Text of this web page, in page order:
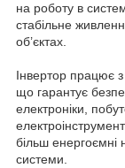
на роботу в
стабільне
об’єктах.
Інвертор працює
що гарантує
електроніки,
більш енергоємні
системи.